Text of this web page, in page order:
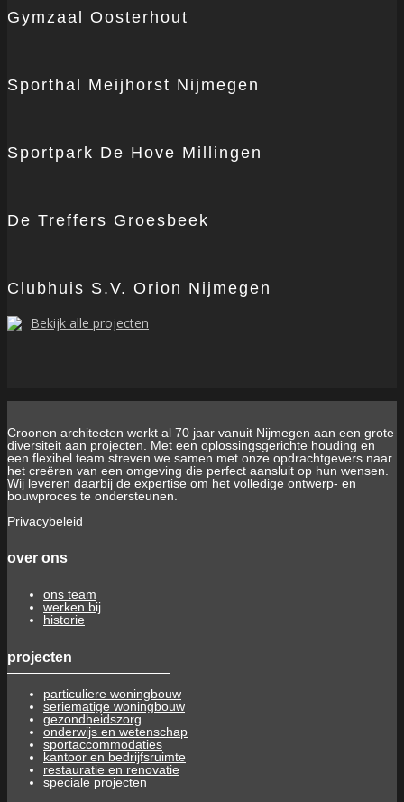
Gymzaal Oosterhout
Sporthal Meijhorst Nijmegen
Sportpark De Hove Millingen
De Treffers Groesbeek
Clubhuis S.V. Orion Nijmegen
Bekijk alle projecten
Croonen architecten werkt al 70 jaar vanuit Nijmegen aan een grote
diversiteit aan projecten. Met een oplossingsgerichte houding en
een flexibel team streven we samen met onze opdrachtgevers naar
het creëren van een omgeving die perfect aansluit op hun wensen.
Wij leveren daarbij de expertise om het volledige ontwerp- en
bouwproces te ondersteunen.
Privacybeleid
over ons
ons team
werken bij
historie
projecten
particuliere woningbouw
seriematige woningbouw
gezondheidszorg
onderwijs en wetenschap
sportaccommodaties
kantoor en bedrijfsruimte
restauratie en renovatie
speciale projecten